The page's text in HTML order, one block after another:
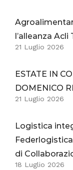
l’alleanza
21 Luglio 2026
ESTATE IN
DOMENICO
21 Luglio 2026
Logistica
di
18 Luglio 2026